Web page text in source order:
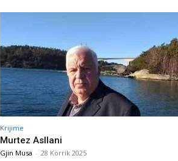
Krijime
Murtez Asllani
Gjin Musa - 28 Korrik 2025